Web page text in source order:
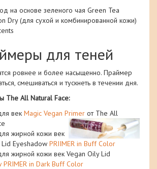
на основе зеленого чая Green Tea
Dry (для сухой и комбинированной кожи)
для теней
ровнее и более насыщенно. Праймер
смешиваться и тускнеть в течении дня.
All Natural Face:
век Magic Vegan Primer от The All
жирной кожи век
Eyeshadow PRIIMER in Buff Color
жирной кожи век Vegan Oily Lid
PRIMER in Dark Buff Color